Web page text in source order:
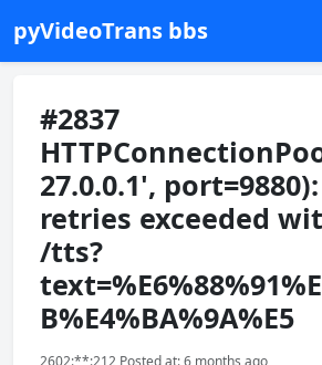
pyVideoTrans bbs
#2837
27.0.0.1',
retries exceeded
/tts?
B%E4%BA%9A%E5
2602:**:212 Posted at: 6 months ago